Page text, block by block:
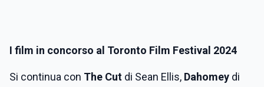
I film in concorso al Toronto Film Festival 2024
Si continua con The Cut di Sean Ellis, Dahomey di